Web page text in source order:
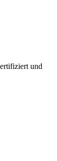
und